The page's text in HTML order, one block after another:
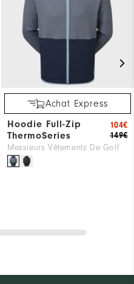
Achat Express
Hoodie Full-Zip
ThermoSeries
Messieurs Vêtements De Golf
149€
104€